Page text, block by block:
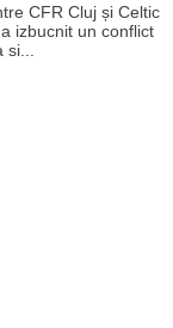
CFR Cluj și Celtic
izbucnit un conflict